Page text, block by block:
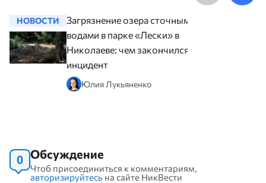
НОВОСТИ
Загрязнение озера сточными
водами в парке «Лески» в
Николаеве: чем закончился
инцидент
Юлия Лукьяненко
0 Обсуждение
Чтоб присоединиться к комментариям,
авторизируйтесь на сайте НикВести